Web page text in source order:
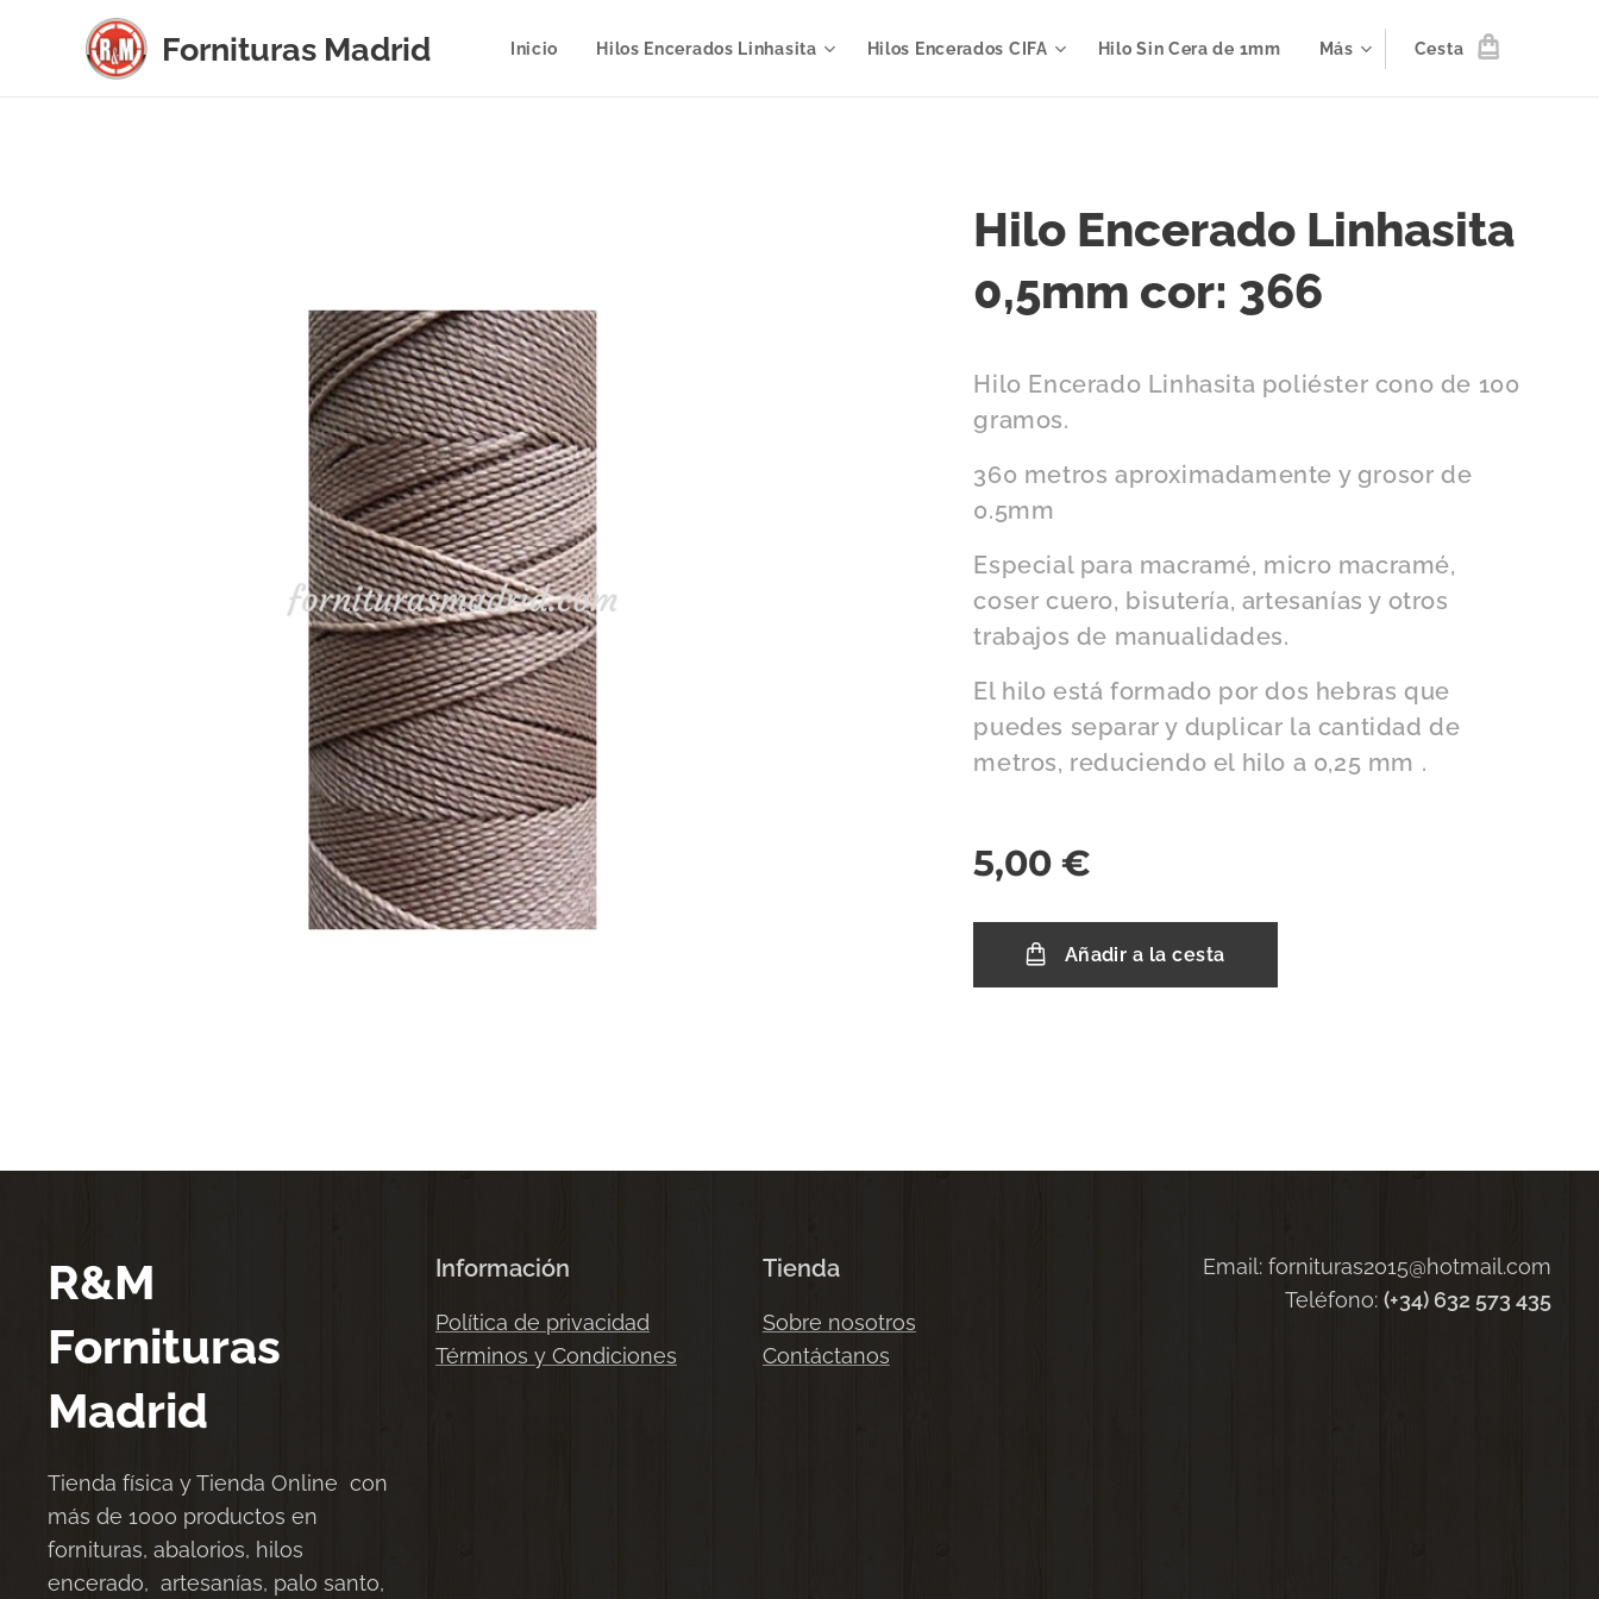
Fornituras Madrid Inicio Hilos Encerados Linhasita Hilos Encerados CIFA Hilo Sin Cera de 1mm Más Cesta
Hilo Encerado Linhasita
0,5mm cor: 366
Hilo Encerado Linhasita poliéster cono de 100
gramos.
360 metros aproximadamente y grosor de
0.5mm
Especial para macramé, micro macramé,
coser cuero, bisutería, artesanías y otros
trabajos de manualidades.
El hilo está formado por dos hebras que
puedes separar y duplicar la cantidad de
metros, reduciendo el hilo a 0,25 mm .
5,00 €
Añadir a la cesta
R&M
Fornituras
Madrid
Tienda física y Tienda Online con
más de 1000 productos en
fornituras, abalorios, hilos
encerado, artesanías, palo santo,
Información
Política de privacidad
Términos y Condiciones
Tienda
Sobre nosotros
Contáctanos
Email: fornituras2015@hotmail.com
Teléfono: (+34) 632 573 435